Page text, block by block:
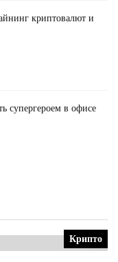
криптовалют и
супергероем в офисе
Крипто